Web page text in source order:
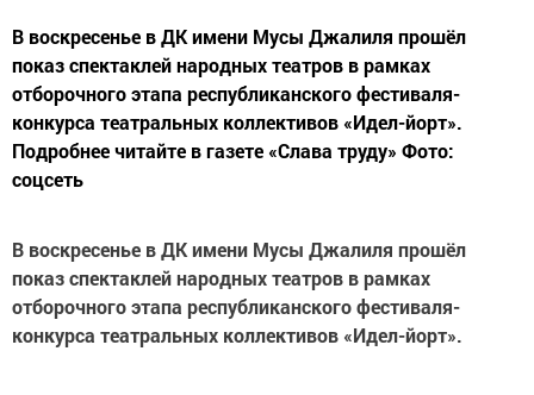
В воскресенье в ДК имени Мусы Джалиля прошёл
показ спектаклей народных театров в рамках
отборочного этапа республиканского фестиваля-
конкурса театральных коллективов «Идел-йорт».
Подробнее читайте в газете «Слава труду» Фото:
соцсеть
В воскресенье в ДК имени Мусы Джалиля прошёл
показ спектаклей народных театров в рамках
отборочного этапа республиканского фестиваля-
конкурса театральных коллективов «Идел-йорт».